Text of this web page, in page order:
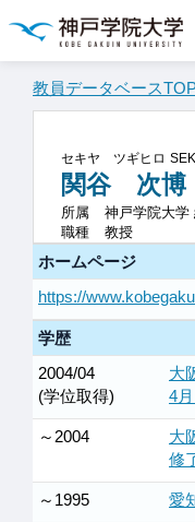
教員データベース
セキヤ ツギヒロ
関谷 次博
所属
神戸学院大学
職種
教授
ホームページ
https://
学歴
2004/04
(学位取得)
大
4
～2004
大
修
～1995 愛